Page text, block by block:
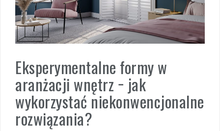
Eksperymentalne formy w
aranżacji wnętrz − jak
wykorzystać niekonwencjonalne
rozwiązania?